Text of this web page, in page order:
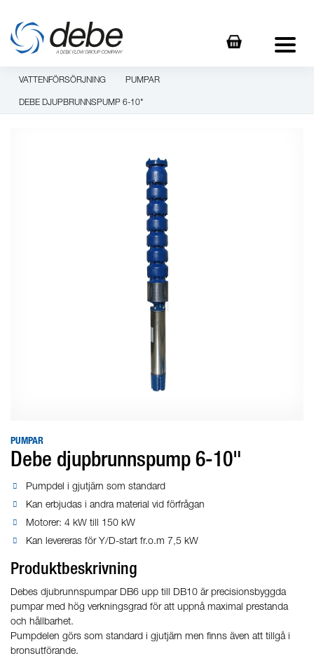
VATTENFÖRSÖRJNING PUMPAR
DEBE DJUPBRUNNSPUMP 6-10"
PUMPAR
Debe djupbrunnspump 6-10"
Pumpdel i gjutjärn som standard
Kan erbjudas i andra material vid förfrågan
Motorer: 4 kW till 150 kW
Kan levereras för Y/D-start fr.o.m 7,5 kW
Produktbeskrivning
Debes djubrunnspumpar DB6 upp till DB10 är precisionsbyggda
pumpar med hög verkningsgrad för att uppnå maximal prestanda
och hållbarhet.
Pumpdelen görs som standard i gjutjärn men finns även att tillgå i
bronsutförande.